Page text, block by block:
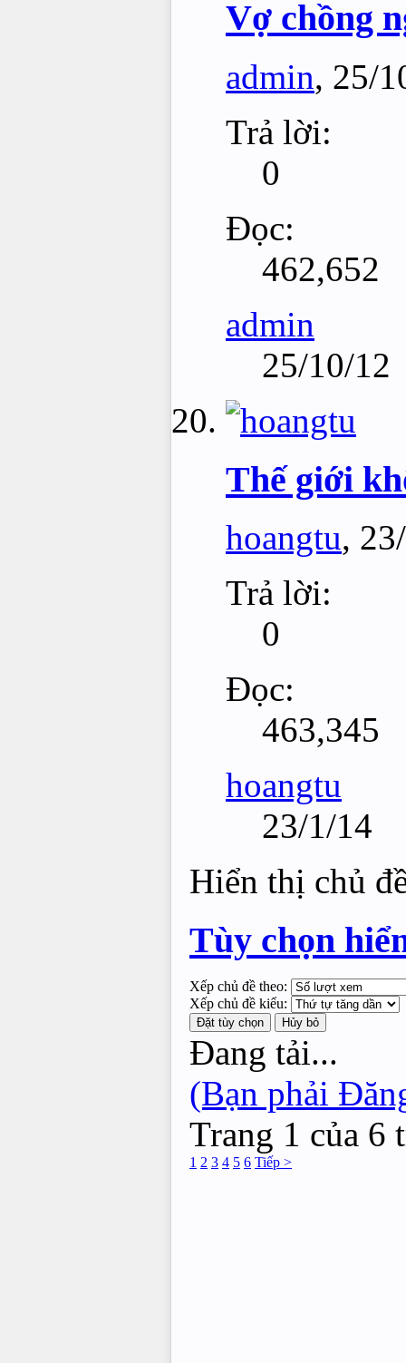
Vợ chồng
admin, 25/
Trả lời:
0
Đọc:
462,652
admin
25/10/12
Thế giới
hoangtu,
Trả lời:
0
Đọc:
463,345
hoangtu
23/1/14
Hiển thị chủ
Tùy chọn
Xếp chủ đề theo:
Xếp chủ đề kiểu:
Đang tải...
(Bạn phải
Trang 1 của 6
1 2 3 4 5 6 Tiếp >